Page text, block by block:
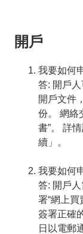
開戶
我要如何
答: 開戶
開戶文件
份。 網絡
書”。 詳
續」。
我要如何
答: 開戶
署“網上買
簽署正確
日以電郵